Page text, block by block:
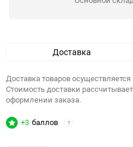
Доставка
Доставка товаров
Стоимость доставки
оформлении заказа.
+3 баллов ?